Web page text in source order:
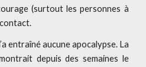
(surtout les personnes à
entraîné aucune apocalypse. La
depuis des semaines le